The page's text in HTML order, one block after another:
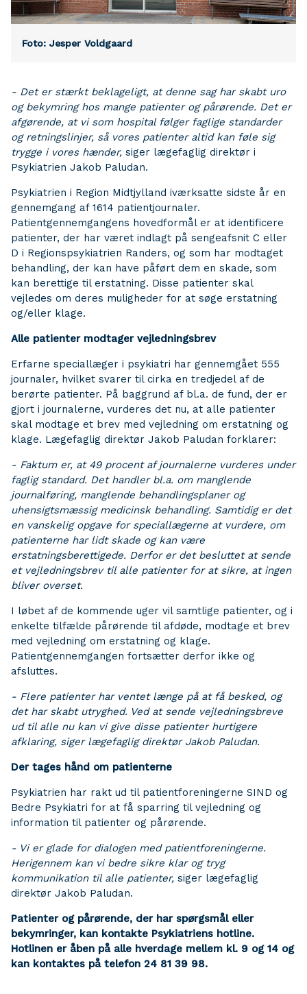
Foto: Jesper Voldgaard
- Det er stærkt beklageligt, at denne sag har skabt uro
og bekymring hos mange patienter og pårørende. Det er
afgørende, at vi som hospital følger faglige standarder
og retningslinjer, så vores patienter altid kan føle sig
trygge i vores hænder, siger lægefaglig direktør i
Psykiatrien Jakob Paludan.
Psykiatrien i Region Midtjylland iværksatte sidste år en
gennemgang af 1614 patientjournaler.
Patientgennemgangens hovedformål er at identificere
patienter, der har været indlagt på sengeafsnit C eller
D i Regionspsykiatrien Randers, og som har modtaget
behandling, der kan have påført dem en skade, som
kan berettige til erstatning. Disse patienter skal
vejledes om deres muligheder for at søge erstatning
og/eller klage.
Alle patienter modtager vejledningsbrev
Erfarne speciallæger i psykiatri har gennemgået 555
journaler, hvilket svarer til cirka en tredjedel af de
berørte patienter. På baggrund af bl.a. de fund, der er
gjort i journalerne, vurderes det nu, at alle patienter
skal modtage et brev med vejledning om erstatning og
klage. Lægefaglig direktør Jakob Paludan forklarer:
- Faktum er, at 49 procent af journalerne vurderes under
faglig standard. Det handler bl.a. om manglende
journalføring, manglende behandlingsplaner og
uhensigtsmæssig medicinsk behandling. Samtidig er det
en vanskelig opgave for speciallægerne at vurdere, om
patienterne har lidt skade og kan være
erstatningsberettigede. Derfor er det besluttet at sende
et vejledningsbrev til alle patienter for at sikre, at ingen
bliver overset.
I løbet af de kommende uger vil samtlige patienter, og i
enkelte tilfælde pårørende til afdøde, modtage et brev
med vejledning om erstatning og klage.
Patientgennemgangen fortsætter derfor ikke og
afsluttes.
- Flere patienter har ventet længe på at få besked, og
det har skabt utryghed. Ved at sende vejledningsbreve
ud til alle nu kan vi give disse patienter hurtigere
afklaring, siger lægefaglig direktør Jakob Paludan.
Der tages hånd om patienterne
Psykiatrien har rakt ud til patientforeningerne SIND og
Bedre Psykiatri for at få sparring til vejledning og
information til patienter og pårørende.
- Vi er glade for dialogen med patientforeningerne.
Herigennem kan vi bedre sikre klar og tryg
kommunikation til alle patienter, siger lægefaglig
direktør Jakob Paludan.
Patienter og pårørende, der har spørgsmål eller
bekymringer, kan kontakte Psykiatriens hotline.
Hotlinen er åben på alle hverdage mellem kl. 9 og 14 og
kan kontaktes på telefon 24 81 39 98.